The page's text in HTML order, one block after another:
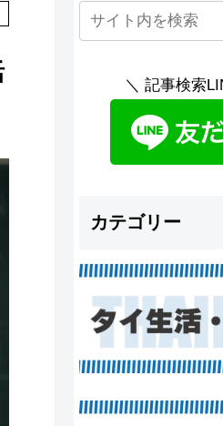
＼ 記事検索
カテゴリー